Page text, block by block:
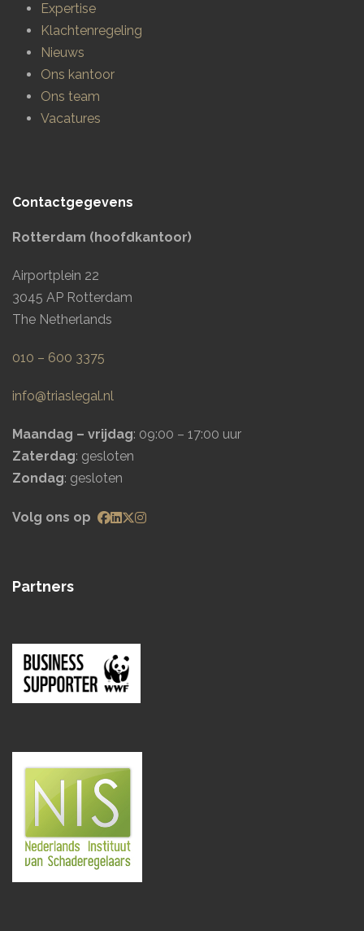
Expertise
Klachtenregeling
Nieuws
Ons kantoor
Ons team
Vacatures
Contactgegevens
Rotterdam (hoofdkantoor)
Airportplein 22
3045 AP Rotterdam
The Netherlands
010 – 600 3375
info@triaslegal.nl
Maandag – vrijdag: 09:00 – 17:00 uur
Zaterdag: gesloten
Zondag: gesloten
Volg ons op
Partners